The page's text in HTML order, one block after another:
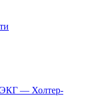
ЭКГ — Холтер-